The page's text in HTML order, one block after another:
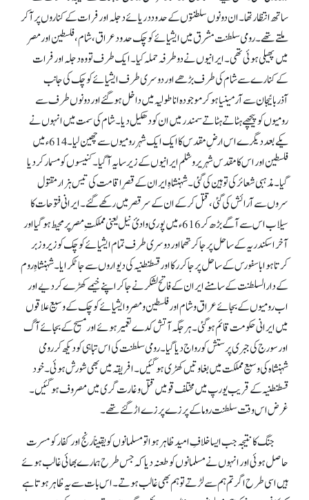
ساتھ انتظار تھا۔ ان دونوں سلطنتوں کےحدوددریائے دجلہ اور فرات کے کناروں پر آ کر
ملتے تھے۔ رومی سلطنت مشرق میں ایشیائے کوچک حدود عراق، شام، فلسطین اور مصر
میں پھیلی ہوئی تھی۔ ایرانیوں نے دو طرفہ حملہ کیا۔ ایک طرف تو وہ دجلہ اور فرات
کے کنارے سے شام کی طرف بڑھے اور دوسری طرف ایشیائے کوچک کی جانب
آذربائیجان سے آرمینیا ہو کر موجودہ اناطولیہ میں داخل ہو گئے اور دونوں طرف سے
رومیوں کو پیچھے ہٹاتے ہٹاتے سمندر میں ان کو دھکیل دیا۔ شام کی سمت میں انہوں نے
یکے بعد دیگرے اس ارضِ مقدس کا ایک ایک شہر رومیوں سے چھین لیا۔ 614ء میں
فلسطین اور اس کا مقدس شہر یروشلم ایرانیوں کے زیر سایہ آ گیا۔کنیسوں کو مسمار کر دیا
گیا۔ مذہبی شعائر کی توہین کی گئی۔ شہنشاہِ ایران کے قصرِ اقامت کی تیس ہزار مقتول
سروں سے آرائش کی گئی، قتل کر کے ان کے سر قصر میں رکھے گئے۔ ایرانی فتوحات کا
سیلاب اس سے آگے بڑھ کر 616ء میں پوری وادیٔ نیل یعنی مملکتِ مصر پر محیط ہو گیا اور
آخر اسکندریہ کے ساحل پر جا کر تھما اور دوسری طرف تمام ایشیائے کوچک کو زیروزبر
کرتا ہوا باسفورس کے ساحل پر جا کر رکااور قسطنطنیہ کی دیواروں سے جا ٹکرایا۔ شہنشاہِ روم
کے دارالسلطنت کے سامنے ایران کے فاتح لشکر نے جا کر اپنے خیمے کھڑے کر دیے اور
اب رومیوں کے بجائے عراق و شام اور فلسطین و مصر و ایشیائے کوچک کے وسیع علاقوں
میں ایرانی حکومت قائم ہو گئی۔ ہر جگہ آتش کدے تعمیر ہوئے اور مسیح کے بجائے آگ
اور سورج کی جبری پرستش کو رواج دیا گیا۔ رومی سلطنت کی اس تباہی کو دیکھ کر رومی
شہنشاہ کی وسیع مملکت میں بغاوتیں کھڑی ہو گئیں۔ افریقہ میں بھی شورش ہوئی۔ خود
قسطنطنیہ کے قریب یورپ میں مختلف قومیں قتل و غارت گری میں مصروف ہو گئیں۔
غرض اس وقت سلطنت روما کے پرزے پرزے اڑ گئے تھے۔
جنگ کا نتیجہ جب ایسا خلافِ امید ظاہر ہوا تو مسلمانوں کو یقیناً رنج اور کفار کو مسرت
حاصل ہوئی اور انہوں نے مسلمانوں کو طعنہ دیا کہ جس طرح ہمارے بھائی غالب ہوئے
ہیں اسی طرح اگر تم ہم سے لڑتے تو ہم بھی غالب ہوتے۔ اس بات سے یہ ظاہر ہوتا ہے